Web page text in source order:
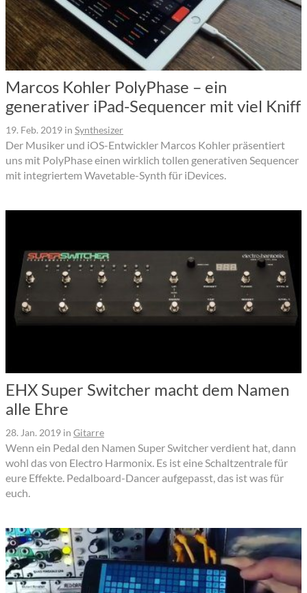
Marcos Kohler PolyPhase – ein
generativer iPad-Sequencer mit viel Kniff
19. Feb. 2019 in Synthesizer
Der Musiker und iOS-Entwickler Marcos Kohler präsentiert
uns mit PolyPhase einen wirklich tollen generativen Sequencer
mit integriertem Wavetable-Synth für iDevices.
EHX Super Switcher macht dem Namen
alle Ehre
28. Jan. 2019 in Gitarre
Wenn ein Pedal den Namen Super Switcher verdient hat, dann
wohl das von Electro Harmonix. Es ist eine Schaltzentrale für
eure Effekte. Pedalboard-Dancer aufgepasst, das ist was für
euch.